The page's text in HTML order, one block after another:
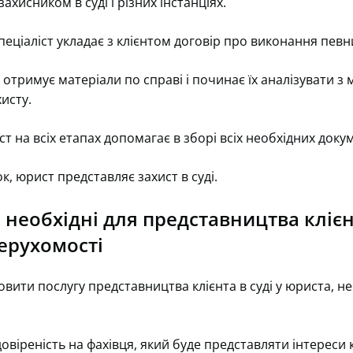
укладає з клієнтом договір про виконання
матеріали по справі і починає їх аналізувати
на всіх етапах допомагає в зборі всіх необхідних
юрист представляє захист в суді.
для представництва
послугу представництва клієнта в суді у юриста,
на фахівця, який буде представляти інтереси